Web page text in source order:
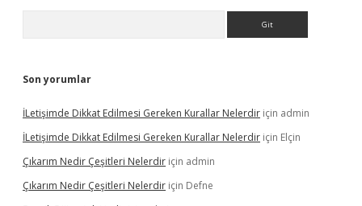
Son yorumlar
İLetişimde Dikkat Edilmesi Gereken Kurallar Nelerdir için admin
İLetişimde Dikkat Edilmesi Gereken Kurallar Nelerdir için Elçin
Çıkarım Nedir Çeşitleri Nelerdir için admin
Çıkarım Nedir Çeşitleri Nelerdir için Defne